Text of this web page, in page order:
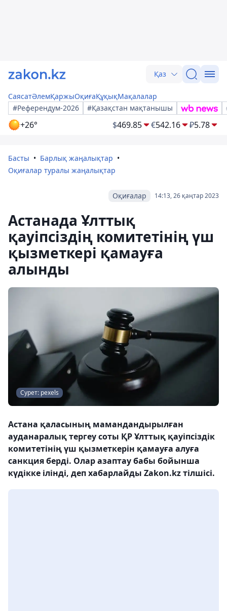
Қаз
СаясатӘлемҚаржыОқиғаҚұқықМақалалар
#Референдум-2026
#Қазақстан мақтанышы
+26° $469.85 €542.16 ₽5.78
Басты
Барлық жаңалықтар
Оқиғалар туралы жаңалықтар
14:13, 26 қаңтар 2023
Оқиғалар
Астанада Ұлттық
қауіпсіздің комитетінің үш
қызметкері қамауға
алынды
Сурет: pexels
Астана қаласының мамандандырылған
ауданаралық тергеу соты ҚР Ұлттық қауіпсіздік
комитетінің үш қызметкерін қамауға алуға
санкция берді. Олар азаптау бабы бойынша
күдікке ілінді, деп хабарлайды Zakon.kz тілшісі.